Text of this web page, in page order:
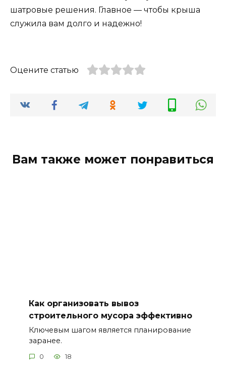
шатровые решения. Главное — чтобы крыша
служила вам долго и надежно!
Оцените статью
Вам также может понравиться
Как организовать вывоз
строительного мусора эффективно
Ключевым шагом является планирование
заранее.
0 18